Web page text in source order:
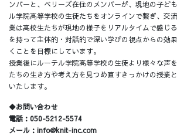
ンバーと、ベリーズ在住のメンバーが、現地の子ど
ル学院高等学校の生徒たちをオンラインで繋ぎ、交
業は高校生たちが現地の様子をリアルタイムで感じ
を持って主体的・対話的で深い学びの視点からの効
くことを目標にしています。
授業後にルーテル学院高等学校の生徒より様々な声
たちの生き方や考え方を見つめ直すきっかけの授業
いたします。
◆お問い合わせ
電話：050-5212-5574
メール：info@knit-inc.com